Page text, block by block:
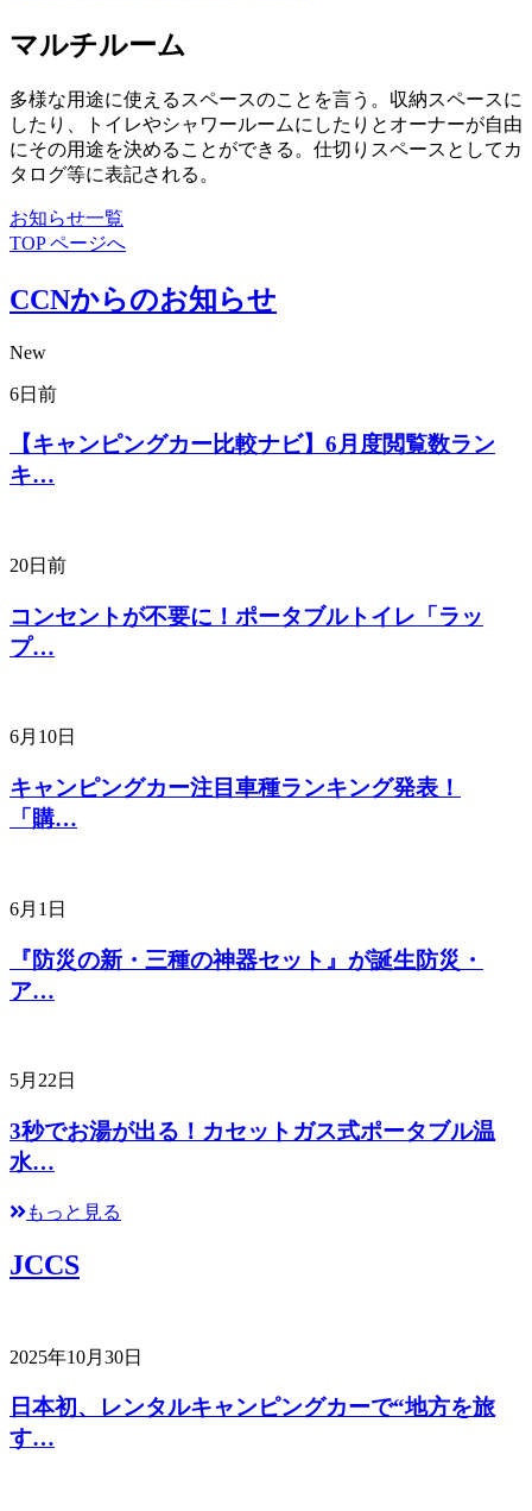
マルチルーム
多様な用途に使えるスペースのことを言う。収納スペースに
したり、トイレやシャワールームにしたりとオーナーが自由
にその用途を決めることができる。仕切りスペースとしてカ
タログ等に表記される。
お知らせ一覧
TOP ページへ
CCNからのお知らせ
New
6日前
【キャンピングカー比較ナビ】6月度閲覧数ラン
キ…
20日前
コンセントが不要に！ポータブルトイレ「ラッ
プ…
6月10日
キャンピングカー注目車種ランキング発表！
「購…
6月1日
『防災の新・三種の神器セット』が誕生防災・
ア…
5月22日
3秒でお湯が出る！カセットガス式ポータブル温
水…
もっと見る
JCCS
2025年10月30日
日本初、レンタルキャンピングカーで“地方を旅
す…